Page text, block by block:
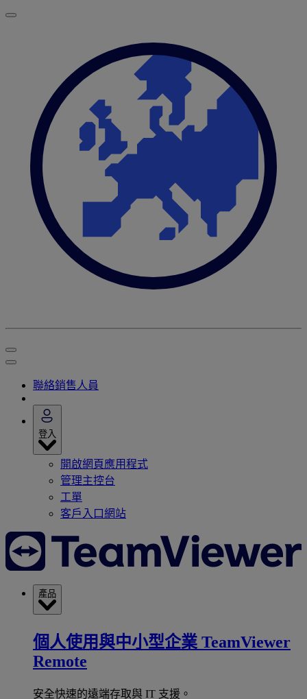
聯絡銷售人員
登入
開啟網頁應用程式
管理主控台
工單
客戶入口網站
產品
個人使用與中小型企業 TeamViewer
Remote
安全快速的遠端存取與 IT 支援。